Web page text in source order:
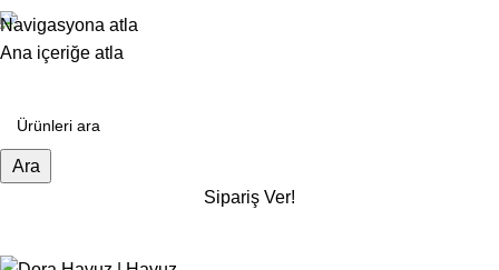
Navigasyona atla
Ana içeriğe atla
+90 532 480 74 19
Detaylı Bilgi Ve Fiyat Teklifleri İçin Bize Ulaşın
Ara
Sipariş Ver!